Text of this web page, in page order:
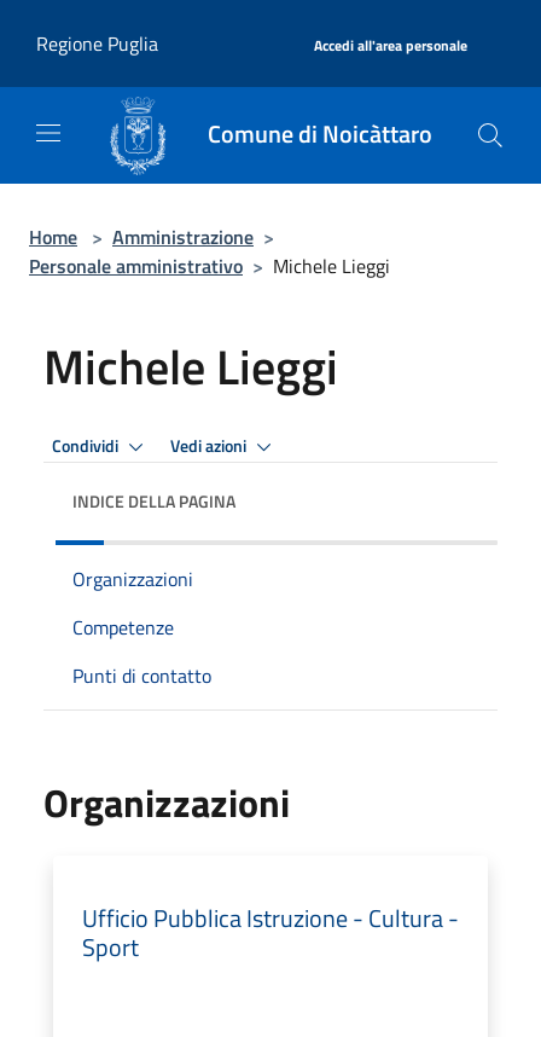
Regione Puglia
Accedi all'area personale
Comune di Noicàttaro
Home > Amministrazione >
Personale amministrativo > Michele Lieggi
Michele Lieggi
Condividi Vedi azioni
INDICE DELLA PAGINA
Organizzazioni
Competenze
Punti di contatto
Organizzazioni
Ufficio Pubblica Istruzione - Cultura -
Sport